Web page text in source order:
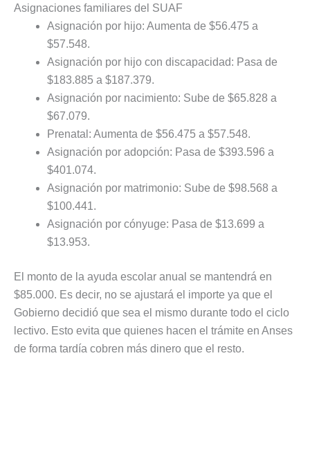
Asignaciones familiares del SUAF
Asignación por hijo: Aumenta de $56.475 a
$57.548.
Asignación por hijo con discapacidad: Pasa de
$183.885 a $187.379.
Asignación por nacimiento: Sube de $65.828 a
$67.079.
Prenatal: Aumenta de $56.475 a $57.548.
Asignación por adopción: Pasa de $393.596 a
$401.074.
Asignación por matrimonio: Sube de $98.568 a
$100.441.
Asignación por cónyuge: Pasa de $13.699 a
$13.953.
El monto de la ayuda escolar anual se mantendrá en
$85.000. Es decir, no se ajustará el importe ya que el
Gobierno decidió que sea el mismo durante todo el ciclo
lectivo. Esto evita que quienes hacen el trámite en Anses
de forma tardía cobren más dinero que el resto.